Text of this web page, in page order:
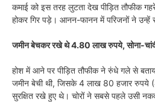
कमाई को इस तरह लुटता देख पीड़ित तौफीक
होकर गिर पड़े। आनन-फानन में परिजनों ने उन्हें
जमीन बेचकर रखे थे 4.80 लाख रुपये, सोना-चांदी
होश में आने पर पीड़ित तौफीक ने रुंधे गले से
जमीन बेची थी, जिसके 4 लाख 80 हजार रुपये
सुरक्षित रखे हुए थे। चोरों ने सबसे पहले उसी